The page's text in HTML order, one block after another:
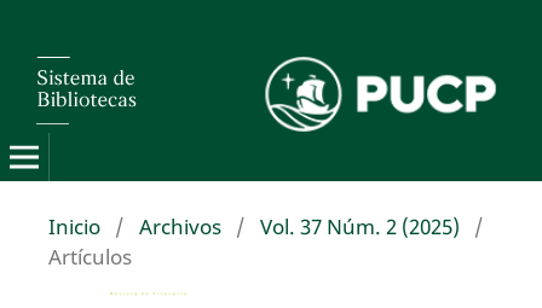
Inicio / Archivos / Vol. 37 Núm. 2 (2025)
/
Artículos